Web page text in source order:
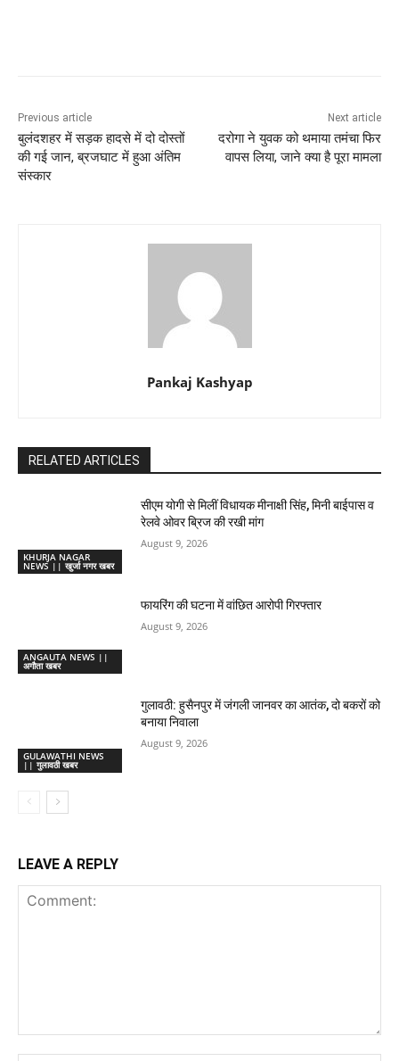
Previous article
बुलंदशहर में सड़क हादसे में दो दोस्तों
की गई जान, ब्रजघाट में हुआ अंतिम
संस्कार
Next article
दरोगा ने युवक को थमाया तमंचा फिर
वापस लिया, जाने क्या है पूरा मामला
Pankaj Kashyap
RELATED ARTICLES
KHURJA NAGAR
NEWS || खुर्जा नगर खबर
सीएम योगी से मिलीं विधायक मीनाक्षी सिंह, मिनी बाईपास व
रेलवे ओवर ब्रिज की रखी मांग
August 9, 2026
ANGAUTA NEWS ||
अगौता खबर
फायरिंग की घटना में वांछित आरोपी गिरफ्तार
August 9, 2026
GULAWATHI NEWS
|| गुलावठी खबर
गुलावठी: हुसैनपुर में जंगली जानवर का आतंक, दो बकरों को
बनाया निवाला
August 9, 2026
LEAVE A REPLY